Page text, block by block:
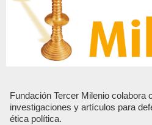
Fundación Tercer Milenio colabora
investigaciones y artículos para
ética política.